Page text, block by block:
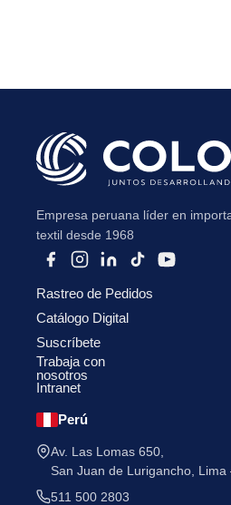
Empresa peruana líder en
textil desde 1968
Rastreo de Pedidos
Catálogo Digital
Suscríbete
Trabaja con
nosotros
Intranet
Perú
Av. Las Lomas 650,
San Juan de Lurigancho, Lima
511 500 2803
He leído y acepto la Política